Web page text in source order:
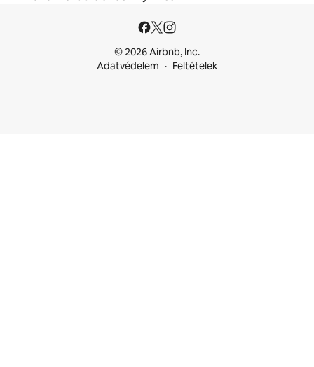
© 2026 Airbnb, Inc.
Adatvédelem
Feltételek